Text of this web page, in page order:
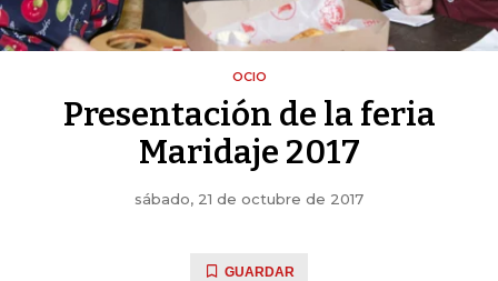
OCIO
Presentación de la feria
Maridaje 2017
sábado, 21 de octubre de 2017
GUARDAR